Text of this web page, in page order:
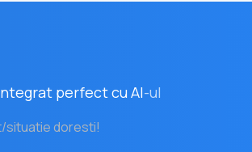
perfect cu AI-ul
situatie doresti!